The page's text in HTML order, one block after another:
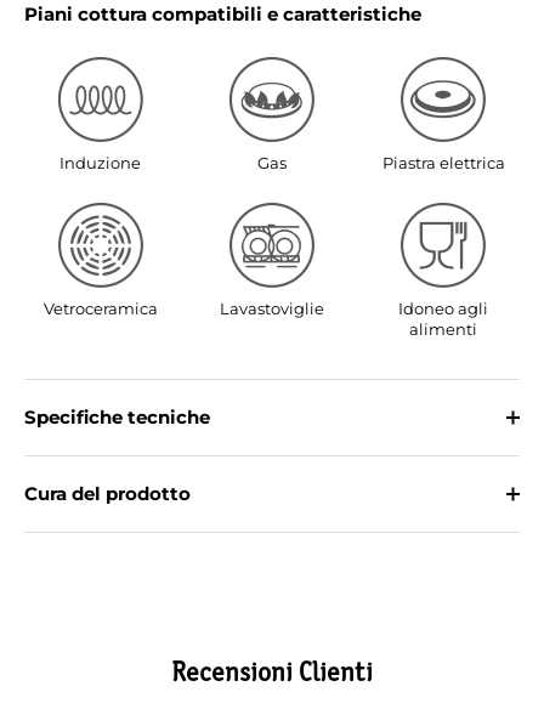
Piani cottura compatibili e caratteristiche
Induzione Gas Piastra elettrica
Vetroceramica Lavastoviglie
Idoneo agli
alimenti
Specifiche tecniche
Cura del prodotto
Recensioni Clienti